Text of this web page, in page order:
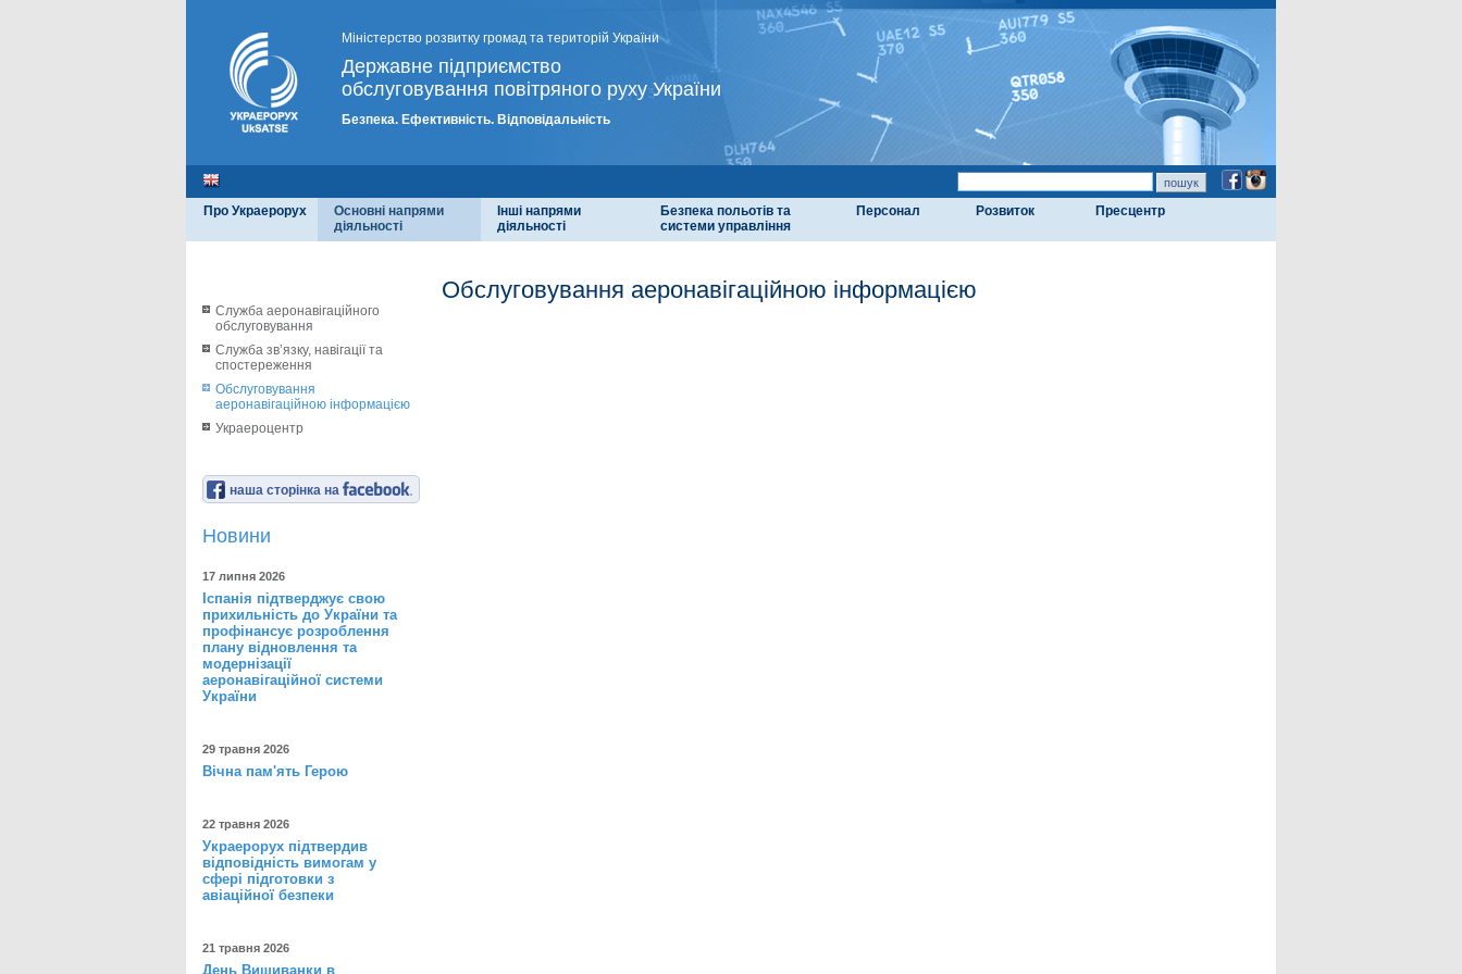
Міністерство розвитку громад та територій України
Державне підприємство
обслуговування повітряного руху України
Безпека. Ефективність. Відповідальність
Про Украерорух
Основні напрями
діяльності
Інші напрями
діяльності
Безпека польотів та
системи управління
Персонал Розвиток Пресцентр
Служба аеронавігаційного
обслуговування
Служба зв’язку, навігації та
спостереження
Обслуговування
аеронавігаційною інформацією
Украероцентр
наша сторінка на
Новини
17 липня 2026
Іспанія підтверджує свою
прихильність до України та
профінансує розроблення
плану відновлення та
модернізації
аеронавігаційної системи
України
29 травня 2026
Вічна пам'ять Герою
22 травня 2026
Украерорух підтвердив
відповідність вимогам у
сфері підготовки з
авіаційної безпеки
21 травня 2026
День Вишиванки в
Обслуговування аеронавігаційною інформацією